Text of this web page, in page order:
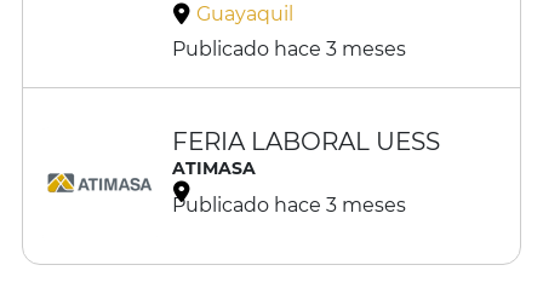
Guayaquil
Publicado hace 3 meses
FERIA LABORAL UESS
ATIMASA
Publicado hace 3 meses